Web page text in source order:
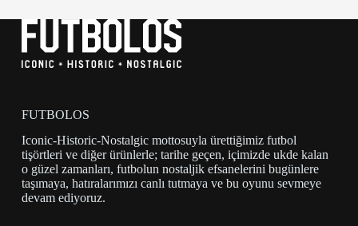
FUTBOLOS
Iconic-Historic-Nostalgic mottosuyla ürettiğimiz futbol
tişörtleri ve diğer ürünlerle; tarihe geçen, içimizde ukde kalan
o güzel zamanları, futbolun nostaljik efsanelerini bugünlere
taşımaya, hatıralarımızı canlı tutmaya ve bu oyunu sevmeye
devam ediyoruz.